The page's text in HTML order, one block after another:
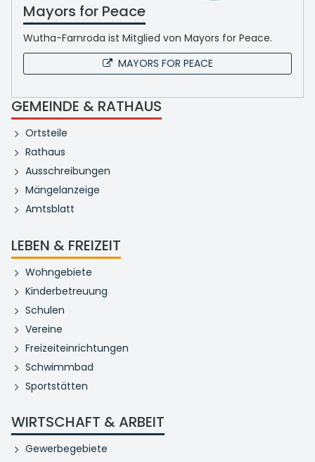
Mayors for Peace
Wutha-Farnroda ist Mitglied von Mayors for Peace.
MAYORS FOR PEACE
GEMEINDE & RATHAUS
Ortsteile
Rathaus
Ausschreibungen
Mängelanzeige
Amtsblatt
LEBEN & FREIZEIT
Wohngebiete
Kinderbetreuung
Schulen
Vereine
Freizeiteinrichtungen
Schwimmbad
Sportstätten
WIRTSCHAFT & ARBEIT
Gewerbegebiete